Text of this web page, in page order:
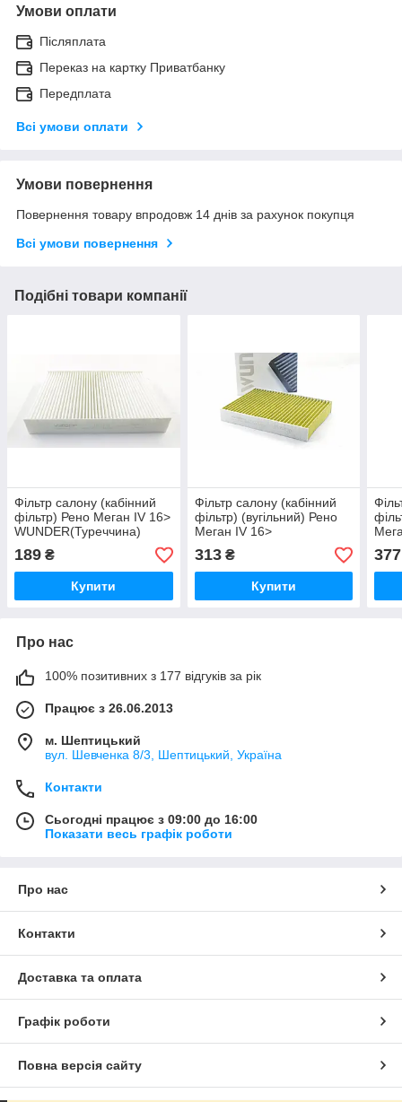
Умови оплати
Післяплата
Переказ на картку Приватбанку
Передплата
Всі умови оплати
Умови повернення
Повернення товару впродовж 14 днів за рахунок покупця
Всі умови повернення
Подібні товари компанії
Фільтр салону (кабінний
фільтр) Рено Меган IV 16>
WUNDER(Туреччина)
WP819
189 ₴
Купити
Фільтр салону (кабінний
фільтр) (вугільний) Рено
Меган IV 16>
WUNDER(Туреччина)WPK819
313₴
Купити
377
Про нас
100% позитивних з 177 відгуків за рік
Працює з 26.06.2013
м. Шептицький
вул. Шевченка 8/3, Шептицький, Україна
Контакти
Сьогодні працює з 09:00 до 16:00
Показати весь графік роботи
Про нас
Контакти
Доставка та оплата
Графік роботи
Повна версія сайту